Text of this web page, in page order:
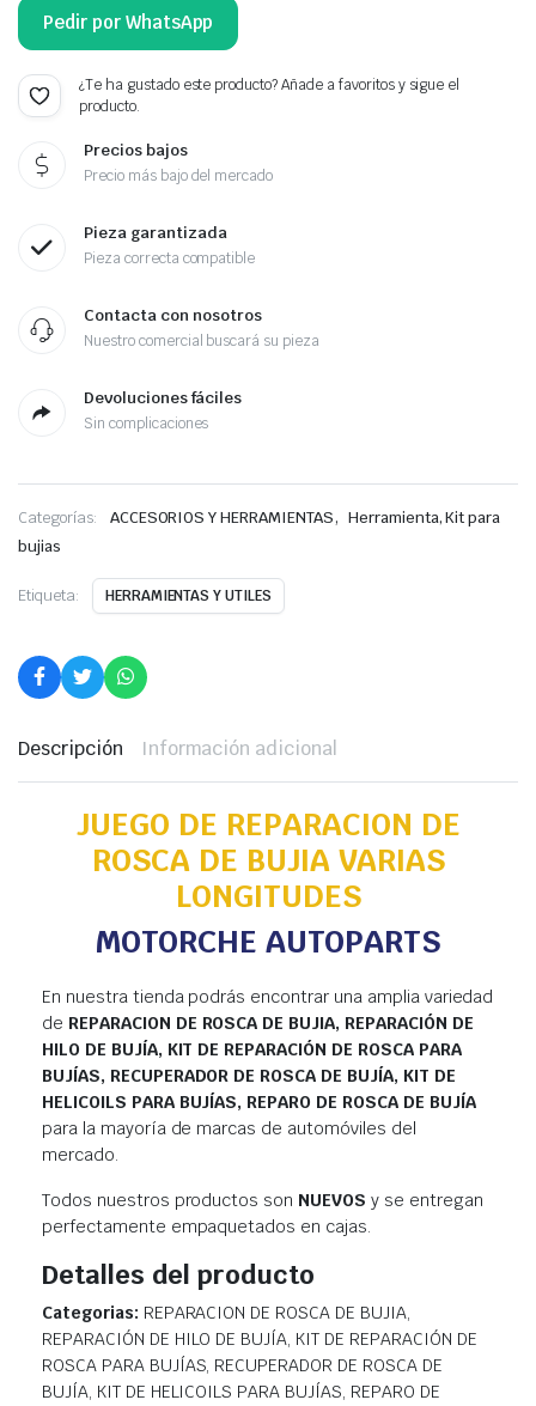
Pedir por WhatsApp
¿Te ha gustado este producto? Añade a favoritos y sigue el
producto.
Precios bajos
Precio más bajo del mercado
Pieza garantizada
Pieza correcta compatible
Contacta con nosotros
Nuestro comercial buscará su pieza
Devoluciones fáciles
Sin complicaciones
Categorías: ACCESORIOS Y HERRAMIENTAS, Herramienta, Kit para
bujias
Etiqueta: HERRAMIENTAS Y UTILES
Descripción Información adicional
JUEGO DE REPARACION DE
ROSCA DE BUJIA VARIAS
LONGITUDES
MOTORCHE AUTOPARTS
En nuestra tienda podrás encontrar una amplia variedad
de REPARACION DE ROSCA DE BUJIA, REPARACIÓN DE
HILO DE BUJÍA, KIT DE REPARACIÓN DE ROSCA PARA
BUJÍAS, RECUPERADOR DE ROSCA DE BUJÍA, KIT DE
HELICOILS PARA BUJÍAS, REPARO DE ROSCA DE BUJÍA
para la mayoría de marcas de automóviles del
mercado.
Todos nuestros productos son NUEVOS y se entregan
perfectamente empaquetados en cajas.
Detalles del producto
Categorias: REPARACION DE ROSCA DE BUJIA,
REPARACIÓN DE HILO DE BUJÍA, KIT DE REPARACIÓN DE
ROSCA PARA BUJÍAS, RECUPERADOR DE ROSCA DE
BUJÍA, KIT DE HELICOILS PARA BUJÍAS, REPARO DE